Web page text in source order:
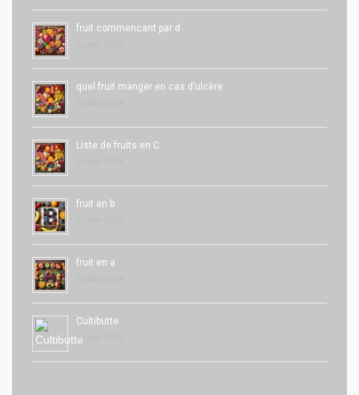
fruit commencant par d
quel fruit manger en cas d’ulcère
Liste de fruits en C
fruit en b
fruit en a
Cultibutte
27 juin 2024